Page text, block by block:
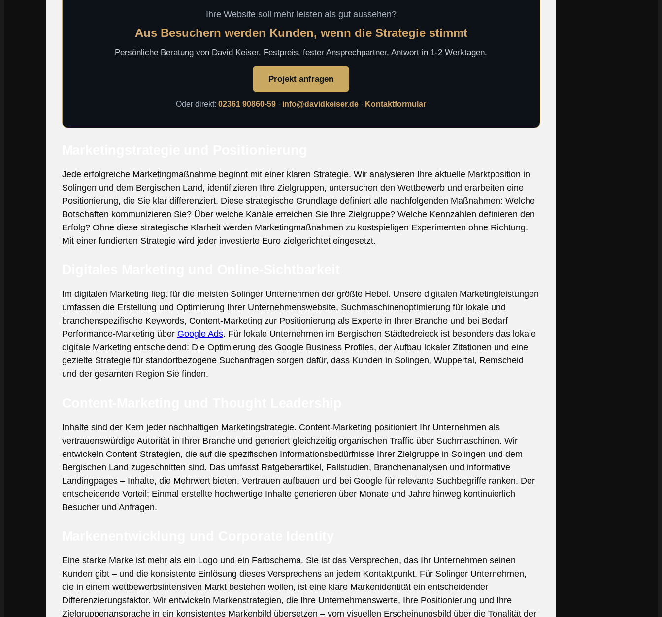
Ihre Website soll mehr leisten als gut aussehen?
Aus Besuchern werden Kunden, wenn die Strategie stimmt
Persönliche Beratung von David Keiser. Festpreis, fester Ansprechpartner, Antwort in 1-2 Werktagen.
Projekt anfragen
Oder direkt:02361 90860-59 · info@davidkeiser.de · Kontaktformular
Jede erfolgreiche Marketingmaßnahme beginnt mit einer klaren Strategie. Wir analysieren Ihre aktuelle Marktposition in
Solingen und dem Bergischen Land, identifizieren Ihre Zielgruppen, untersuchen den Wettbewerb und erarbeiten eine
Positionierung, die Sie klar differenziert. Diese strategische Grundlage definiert alle nachfolgenden Maßnahmen: Welche
Botschaften kommunizieren Sie? Über welche Kanäle erreichen Sie Ihre Zielgruppe? Welche Kennzahlen definieren den
Erfolg? Ohne diese strategische Klarheit werden Marketingmaßnahmen zu kostspieligen Experimenten ohne Richtung.
Mit einer fundierten Strategie wird jeder investierte Euro zielgerichtet eingesetzt.
Im digitalen Marketing liegt für die meisten Solinger Unternehmen der größte Hebel. Unsere digitalen Marketingleistungen
umfassen die Erstellung und Optimierung Ihrer Unternehmenswebsite, Suchmaschinenoptimierung für lokale und
branchenspezifische Keywords, Content-Marketing zur Positionierung als Experte in Ihrer Branche und bei Bedarf
Performance-Marketing über Google Ads. Für lokale Unternehmen im Bergischen Städtedreieck ist besonders das lokale
digitale Marketing entscheidend: Die Optimierung des Google Business Profiles, der Aufbau lokaler Zitationen und eine
gezielte Strategie für standortbezogene Suchanfragen sorgen dafür, dass Kunden in Solingen, Wuppertal, Remscheid
und der gesamten Region Sie finden.
Inhalte sind der Kern jeder nachhaltigen Marketingstrategie. Content-Marketing positioniert Ihr Unternehmen als
vertrauenswürdige Autorität in Ihrer Branche und generiert gleichzeitig organischen Traffic über Suchmaschinen. Wir
entwickeln Content-Strategien, die auf die spezifischen Informationsbedürfnisse Ihrer Zielgruppe in Solingen und dem
Bergischen Land zugeschnitten sind. Das umfasst Ratgeberartikel, Fallstudien, Branchenanalysen und informative
Landingpages – Inhalte, die Mehrwert bieten, Vertrauen aufbauen und bei Google für relevante Suchbegriffe ranken. Der
entscheidende Vorteil: Einmal erstellte hochwertige Inhalte generieren über Monate und Jahre hinweg kontinuierlich
Besucher und Anfragen.
Eine starke Marke ist mehr als ein Logo und ein Farbschema. Sie ist das Versprechen, das Ihr Unternehmen seinen
Kunden gibt – und die konsistente Einlösung dieses Versprechens an jedem Kontaktpunkt. Für Solinger Unternehmen,
die in einem wettbewerbsintensiven Markt bestehen wollen, ist eine klare Markenidentität ein entscheidender
Differenzierungsfaktor. Wir entwickeln Markenstrategien, die Ihre Unternehmenswerte, Ihre Positionierung und Ihre
Zielgruppenansprache in ein konsistentes Markenbild übersetzen – vom visuellen Erscheinungsbild über die Tonalität der